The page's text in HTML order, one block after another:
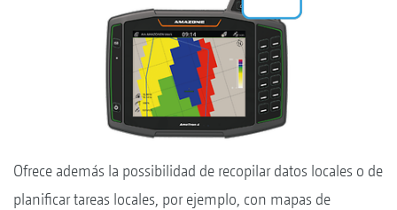
Ofrece además la possibilidad de recopilar datos locales o de
planificar tareas locales, por ejemplo, con mapas de